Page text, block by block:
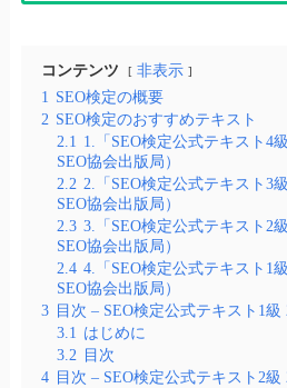
コンテンツ
非表示
1 SEO検定の概要
2 SEO検定のおすすめテキスト
2.1 1.「SEO検定公式テキスト4
SEO協会出版局）
2.2 2.「SEO検定公式テキスト3
SEO協会出版局）
2.3 3.「SEO検定公式テキスト2
SEO協会出版局）
2.4 4.「SEO検定公式テキスト1
SEO協会出版局）
3 目次 – SEO検定公式テキスト1級
3.1 はじめに
3.2 目次
4 目次 – SEO検定公式テキスト2級